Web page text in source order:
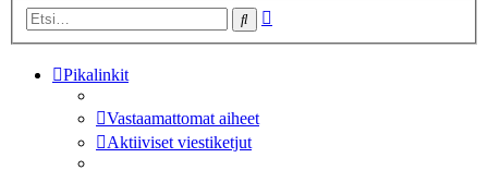
Etsi
Pikalinkit
Vastaamattomat aiheet
Aktiiviset viestiketjut